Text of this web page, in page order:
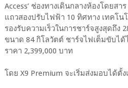
Access’ ช่องทางเดินกลางห้องโดยสา
แถวสองปรับไฟฟ้า 10 ทิศทาง เทคโน
รองรับความเร็วในการชาร์จสูงสุดถึง
ขนาด 84 กิโลวัตต์ ชาร์จไฟเต็มขับได้
ราคา 2,399,000 บาท
โดย X9 Premium จะเริ่มส่งมอบได้ตั้